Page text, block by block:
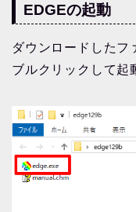
EDGEの起動
ダウンロードした
ブルクリックして起